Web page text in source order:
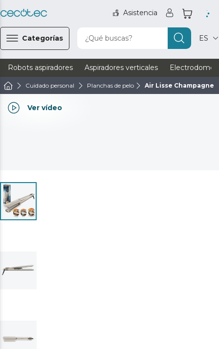
Asistencia
Categorías ¿Qué buscas? ES
Robots aspiradores Aspiradores verticales
Cuidado personal Planchas de pelo Air Lisse Champagne
Ver vídeo